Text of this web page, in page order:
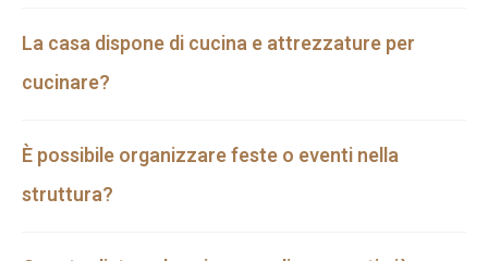
La casa dispone di cucina e attrezzature per
cucinare?
È possibile organizzare feste o eventi nella
struttura?